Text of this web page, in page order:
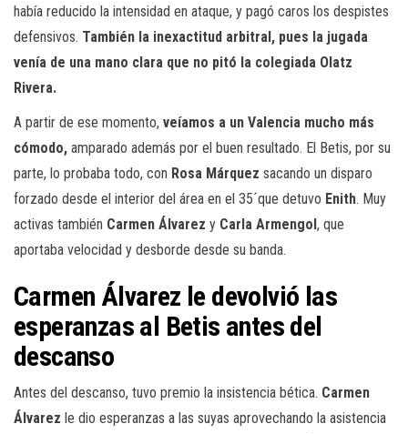
había reducido la intensidad en ataque, y pagó caros los despistes
defensivos. También la inexactitud arbitral, pues la jugada
venía de una mano clara que no pitó la colegiada Olatz
Rivera.
A partir de ese momento, veíamos a un Valencia mucho más
cómodo, amparado además por el buen resultado. El Betis, por su
parte, lo probaba todo, con Rosa Márquez sacando un disparo
forzado desde el interior del área en el 35´que detuvo Enith. Muy
activas también Carmen Álvarez y Carla Armengol , que
aportaba velocidad y desborde desde su banda.
Carmen Álvarez le devolvió las
esperanzas al Betis antes del
descanso
Antes del descanso, tuvo premio la insistencia bética. Carmen
Álvarez le dio esperanzas a las suyas aprovechando la asistencia